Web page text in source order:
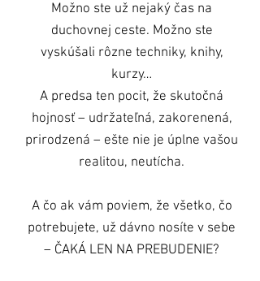
Možno ste už nejaký čas na
duchovnej ceste. Možno ste
vyskúšali rôzne techniky, knihy,
kurzy…
A predsa ten pocit, že skutočná
hojnosť – udržateľná, zakorenená,
prirodzená – ešte nie je úplne vašou
realitou, neutícha.
A čo ak vám poviem, že všetko, čo
potrebujete, už dávno nosíte v sebe
– ČAKÁ LEN NA PREBUDENIE?